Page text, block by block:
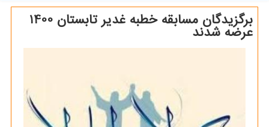
برگزیدگان مسابقه خطبه غدیر تابستان 1400
عرضه شدند